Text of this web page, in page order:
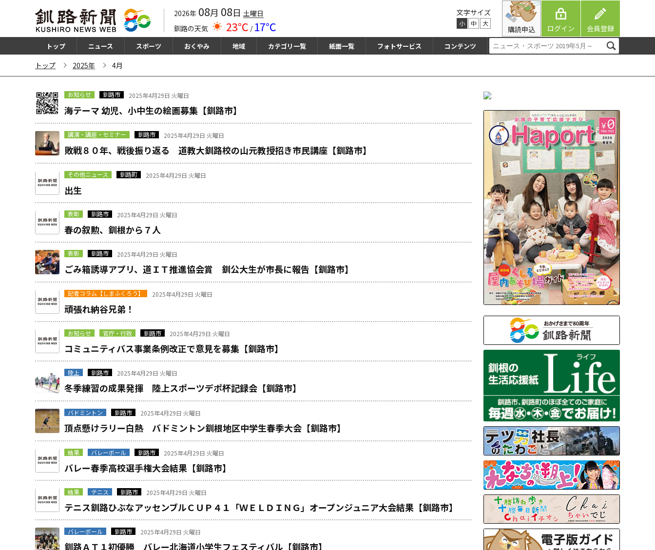
2026年 08月 08日 土曜日
釧路の天気
23℃ / 17℃
文字サイズ
小 中 大
購読申込 ログイン 会員登録
トップ ニュース スポーツ おくやみ 地域 カテゴリ一覧 紙面一覧 フォトサービス コンテンツ
トップ 2025年 4月
お知らせ 釧路市 2025年4月29日 火曜日
海テーマ 幼児、小中生の絵画募集【釧路市】
講演・講座・セミナー 釧路市 2025年4月29日 火曜日
敗戦８０年、戦後振り返る 道教大釧路校の山元教授招き市民講座【釧路市】
その他ニュース 釧路町 2025年4月29日 火曜日
出生
表彰 釧路市 2025年4月29日 火曜日
春の叙勲、釧根から７人
表彰 釧路市 2025年4月29日 火曜日
ごみ箱誘導アプリ、道ＩＴ推進協会賞 釧公大生が市長に報告【釧路市】
記者コラム【しまふくろう】 2025年4月29日 火曜日
頑張れ納谷兄弟！
お知らせ 官庁・行政 釧路市 2025年4月29日 火曜日
コミュニティバス事業条例改正で意見を募集【釧路市】
陸上 釧路市 2025年4月29日 火曜日
冬季練習の成果発揮 陸上スポーツデポ杯記録会【釧路市】
バドミントン 釧路市 2025年4月29日 火曜日
頂点懸けラリー白熱 バドミントン釧根地区中学生春季大会【釧路市】
結果 バレーボール 釧路市 2025年4月29日 火曜日
バレー春季高校選手権大会結果【釧路市】
結果 テニス 釧路市 2025年4月29日 火曜日
テニス釧路ひぶなアッセンブルＣＵＰ４１「ＷＥＬＤＩＮＧ」オープンジュニア大会結果【釧路市】
バレーボール 釧路市 2025年4月29日 火曜日
釧路ＡＴ１初優勝 バレー北海道小学生フェスティバル【釧路市】